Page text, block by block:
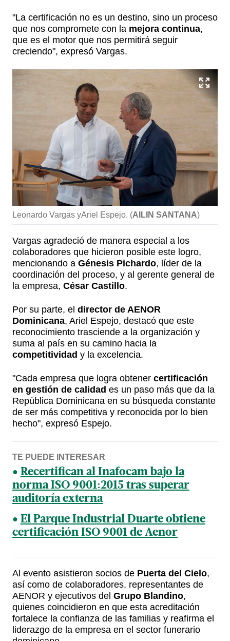
"La certificación no es un destino, sino un proceso
que nos compromete con la mejora continua,
que es el motor que nos permitirá seguir
creciendo", expresó Vargas.
Leonardo Vargas yAriel Espejo. (AILIN SANTANA)
Vargas agradeció de manera especial a los
colaboradores que hicieron posible este logro,
mencionando a Génesis Pichardo, líder de la
coordinación del proceso, y al gerente general de
la empresa, César Castillo.
Por su parte, el director de AENOR
Dominicana, Ariel Espejo, destacó que este
reconocimiento trasciende a la organización y
suma al país en su camino hacia la
competitividad y la excelencia.
"Cada empresa que logra obtener certificación
en gestión de calidad es un paso más que da la
República Dominicana en su búsqueda constante
de ser más competitiva y reconocida por lo bien
hecho", expresó Espejo.
TE PUEDE INTERESAR
Recertifican al Inafocam bajo la
norma ISO 9001:2015 tras superar
auditoría externa
El Parque Industrial Duarte obtiene
certificación ISO 9001 de Aenor
Al evento asistieron socios de Puerta del Cielo,
así como de colaboradores, representantes de
AENOR y ejecutivos del Grupo Blandino,
quienes coincidieron en que esta acreditación
fortalece la confianza de las familias y reafirma el
liderazgo de la empresa en el sector funerario